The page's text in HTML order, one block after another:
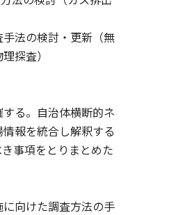
法の検討・更新（無
探査）
る。自治体横断的ネ
報を統合し解釈する
事項をとりまとめた
向けた調査方法の手